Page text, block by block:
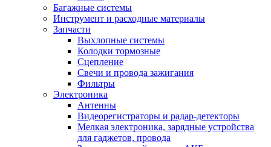
Багажные системы
Инструмент и расходные материалы
Запчасти
Выхлопные системы
Колодки тормозные
Сцепление
Свечи и провода зажигания
Фильтры
Электроника
Антенны
Видеорегистраторы и радар-детекторы
Мелкая электроника, зарядные устройства
для гаджетов, провода